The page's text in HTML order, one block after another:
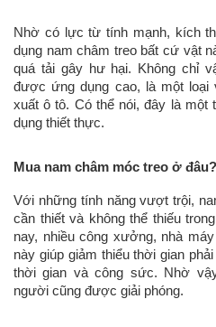
Nhờ có lực từ tính mạnh, kích
dụng nam châm treo bất cứ vật
quá tải gây hư hại. Không chỉ
được ứng dụng cao, là một loại
xuất ô tô. Có thể nói, đây là một
dụng thiết thực.
Mua nam châm móc treo ở đâu?
Với những tính năng vượt trội,
cần thiết và không thể thiếu
nay, nhiều công xưởng, nhà
này giúp giảm thiểu thời gian
thời gian và công sức. Nhờ
người cũng được giải phóng.